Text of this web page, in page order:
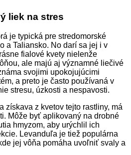
liek na stres
je typická pre stredomorské
a Taliansko. No darí sa jej i v
fialové kvety nielenže
ale majú aj významné liečivé
svojimi upokojujúcimi
a preto je často používaná v
stresu, úzkosti a nespavosti.
získava z kvetov tejto rastliny, má
Môže byť aplikovaný na drobné
hmyzom, aby urýchlil ich
Levanduľa je tiež populárna
jej vôňa pomáha uvoľniť svaly a